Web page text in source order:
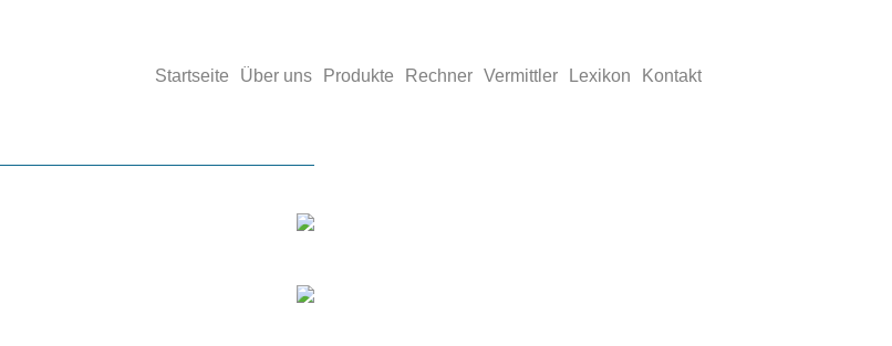
Startseite Über uns Produkte Rechner Vermittler Lexikon Kontakt